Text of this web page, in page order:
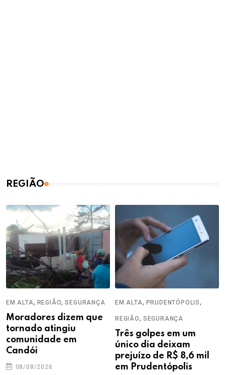
REGIÃO
EM ALTA, REGIÃO,SEGURANÇA
Moradores dizem que
tornado atingiu
comunidade em
Candói
08/08/2026
EM ALTA, PRUDENTÓPOLIS,
REGIÃO, SEGURANÇA
Três golpes em um
único dia deixam
prejuízo de R$ 8,6 mil
em Prudentópolis